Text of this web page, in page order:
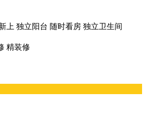
上 独立阳台 随时看房 独立卫生间
精装修